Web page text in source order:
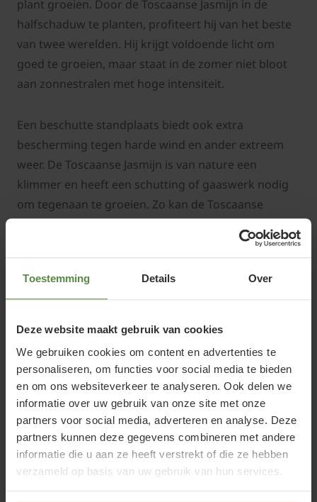
Toestemming Details Over
Deze website maakt gebruik van cookies
We gebruiken cookies om content en advertenties te
personaliseren, om functies voor social media te bieden
en om ons websiteverkeer te analyseren. Ook delen we
informatie over uw gebruik van onze site met onze
partners voor social media, adverteren en analyse. Deze
partners kunnen deze gegevens combineren met andere
informatie die u aan ze heeft verstrekt of die ze hebben
verzameld op basis van uw gebruik van hun services.
plant groeien. Door de Toscaanse Jasmijn in de
halfschaduw te planten, profiteert hij van het beste
van twee werelden. Hij krijgt voldoende licht om
goed te groeien, maar staat in de zomer niet bloot
aan zonnestralen met hoge intensiteit.
Een beschutte standplaats biedt ook extra
bescherming tegen harde wind en ander extreem
weer. De Toscaanse Jasmijn is van nature een
klimmer en heeft een schutting of gaaswerk nodig
om tegenaan te groeien. Zo kan de Toscaanse
Jasmijn zijn ranken uitstrekken en razendsnel
omhoog klimmen. Door zijn snelle groei wordt de
gebruikt.
De wortels van de Toscaanse Jasmijn gedijen het
beste in een goed doorlatende grondsoort. Zorg
ervoor dat de volle grond voldoende vocht
vasthoudt, maar niet drassig blijft. Dit helpt om
wortelrot te voorkomen en de gezonde groei van de
plant te bevorderen.
Een Toscaanse Jasmijn planten op
het balkon
Wanneer u geen tuin hebt maar wel een balkon,